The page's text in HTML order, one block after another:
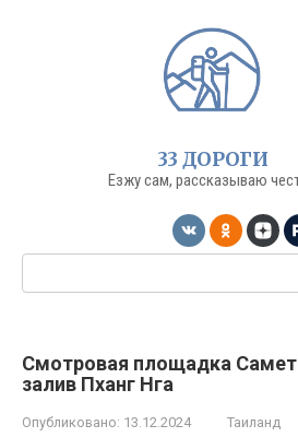
33 ДОРОГИ
Езжу сам, рассказываю
Поиск:
Смотровая площадка
залив Пханг Нга
Опубликовано: 13.12.2024 Таиланд